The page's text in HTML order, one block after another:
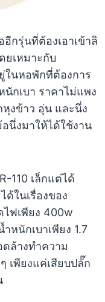
กรุ่นที่ต้องเอาเข้าลิ
ยเหมาะกับ
ในหอพักที่ต้องการ
กเบา ราคาไม่แพง
หุงข้าว อุ่น และนึ่ง
นึ่งมาให้ได้ใช้งาน
110 เล็กแต่ได้
ด้ในเรื่องของ
ฟเพียง 400w
หนักเบาเพียง 1.7
ล้างทำความ
เพียงแค่เสียบปลั๊ก